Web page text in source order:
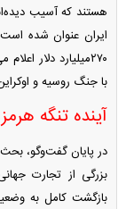
هستند که آسیب
ایران عنوان شده
۲۷۰‌میلیارد دلار
با جنگ روسیه و
آینده تنگه هرمز
در پایان گفت‌و‌گو،
بزرگی از تجارت
بازگشت کامل به